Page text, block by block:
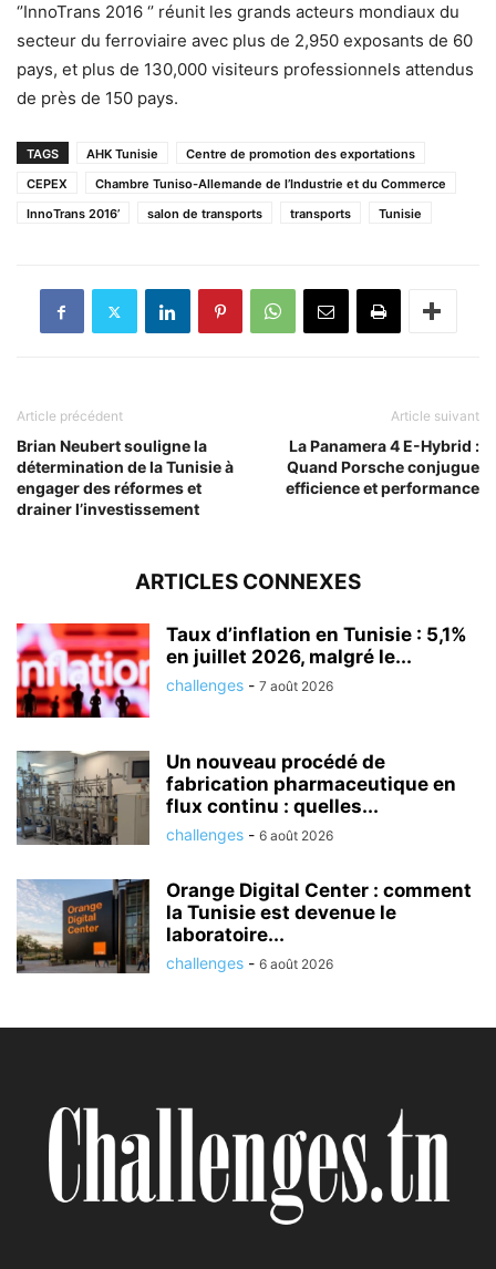
‘’InnoTrans 2016 ‘’ réunit les grands acteurs mondiaux du
secteur du ferroviaire avec plus de 2,950 exposants de 60
pays, et plus de 130,000 visiteurs professionnels attendus
de près de 150 pays.
TAGS AHK Tunisie
Centre de promotion des exportations
CEPEX
Chambre Tuniso-Allemande de l’Industrie et du Commerce
InnoTrans 2016’
salon de transports transports Tunisie
Article précédent
Brian Neubert souligne la
détermination de la Tunisie à
engager des réformes et
drainer l’investissement
Article suivant
La Panamera 4 E-Hybrid :
Quand Porsche conjugue
efficience et performance
ARTICLES CONNEXES
Taux d’inflation en Tunisie : 5,1%
en juillet 2026, malgré le...
challenges - 7 août 2026
Un nouveau procédé de
fabrication pharmaceutique en
flux continu : quelles...
challenges - 6 août 2026
Orange Digital Center : comment
la Tunisie est devenue le
laboratoire...
challenges - 6 août 2026